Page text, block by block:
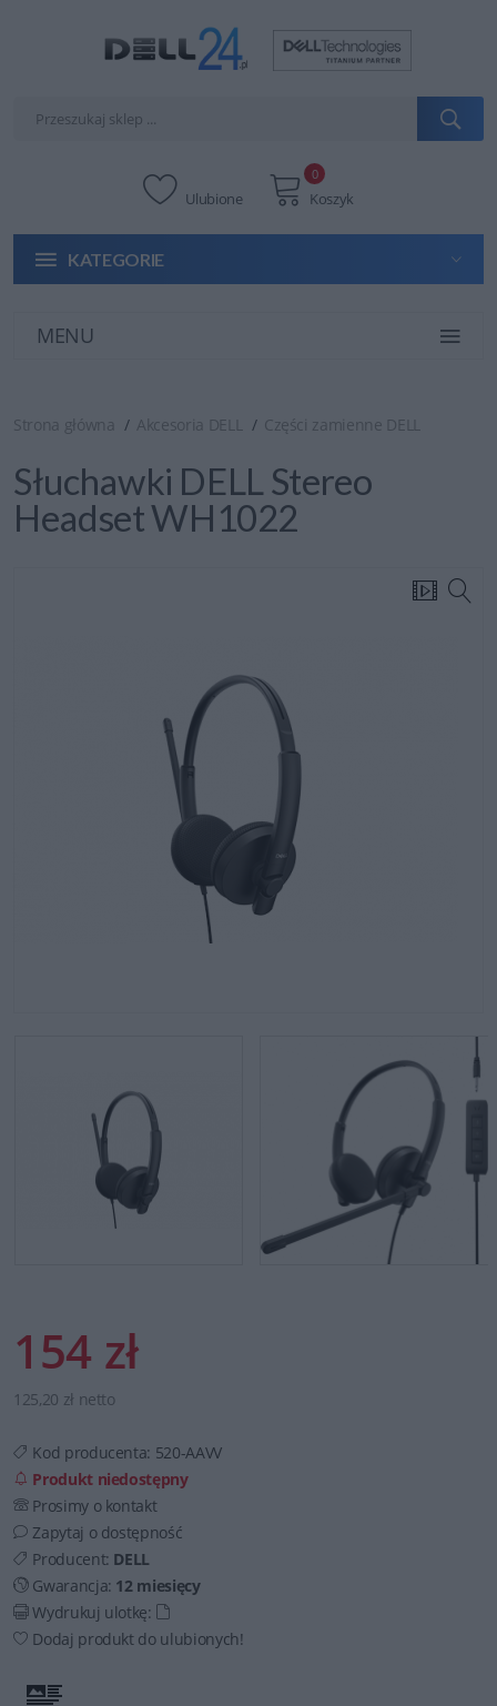
Ulubione Koszyk
0
KATEGORIE
MENU
Strona główna Akcesoria DELL Części zamienne DELL
Słuchawki DELL Stereo
Headset WH1022
154 zł
125,20 zł netto
Kod producenta: 520-AAVV
Produkt niedostępny
Prosimy o kontakt
Zapytaj o dostępność
Producent: DELL
Gwarancja: 12 miesięcy
Wydrukuj ulotkę:
Dodaj produkt do ulubionych!